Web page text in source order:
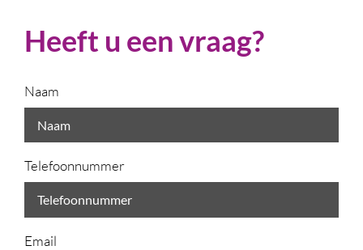
Heeft u een vraag?
Naam
Telefoonnummer
Email